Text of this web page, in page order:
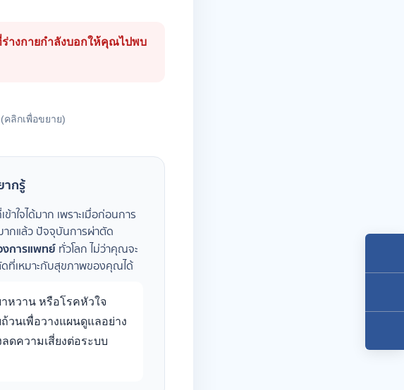
งกายกำลังบอกให้คุณไปพบ
คลิกเพื่อขยาย)
กรู้
ใจได้มาก เพราะเมื่อก่อนการ
ากแล้ว ปัจจุบันการผ่าตัด
การแพทย์ทั่วโลก ไม่ว่าคุณจะ
ที่เหมาะกับสุขภาพของคุณได้
หวาน หรือโรคหัวใจ
วนเพื่อวางแผนดูแลอย่าง
ดความเสี่ยงต่อระบบ